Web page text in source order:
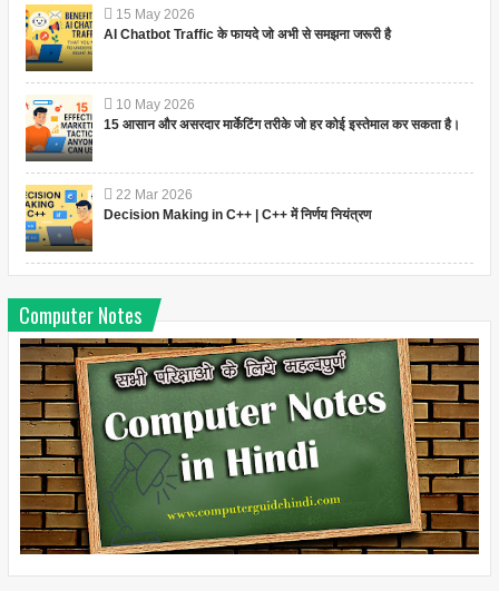
15 May 2026
AI Chatbot Traffic के फायदे जो अभी से समझना जरूरी है
10 May 2026
15 आसान और असरदार मार्केटिंग तरीके जो हर कोई इस्तेमाल कर सकता है।
22 Mar 2026
Decision Making in C++ | C++ में निर्णय नियंत्रण
Computer Notes